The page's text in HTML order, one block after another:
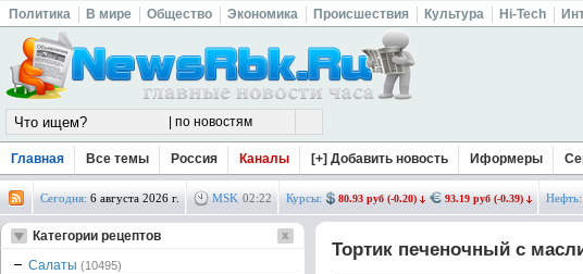
Политика В мире Общество Экономика Происшествия Культура Hi-Tech
Главная Все темы Россия Каналы [+] Добавить новость Иформеры
Сегодня: 6 августа 2026 г. MSK 02:22 Курсы: 80.93 руб (-0.20) 93.19 руб (-0.39) Нефть:
Тортик печеночный с
Категории рецептов
Салаты (10495)